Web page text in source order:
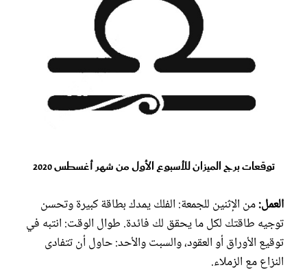
توقعات برج الميزان للأسبوع الأول من شهر أغسطس 2020
العمل:من الإثنين للجمعة: الفلك يمدك بطاقة كبيرة وتحسن
توجيه طاقتك لكل ما يحقق لك فائدة. طوال الوقت: انتبه في
توقيع الأوراق أو العقود، والسبت والأحد: حاول أن تتفادى
النزاع مع الزملاء.